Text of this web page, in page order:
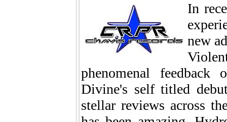
In
new
phenomenal feedback
Divine's self titled
stellar reviews across